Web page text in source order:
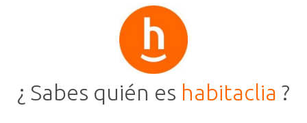
¿ Sabes quién es habitaclia ?